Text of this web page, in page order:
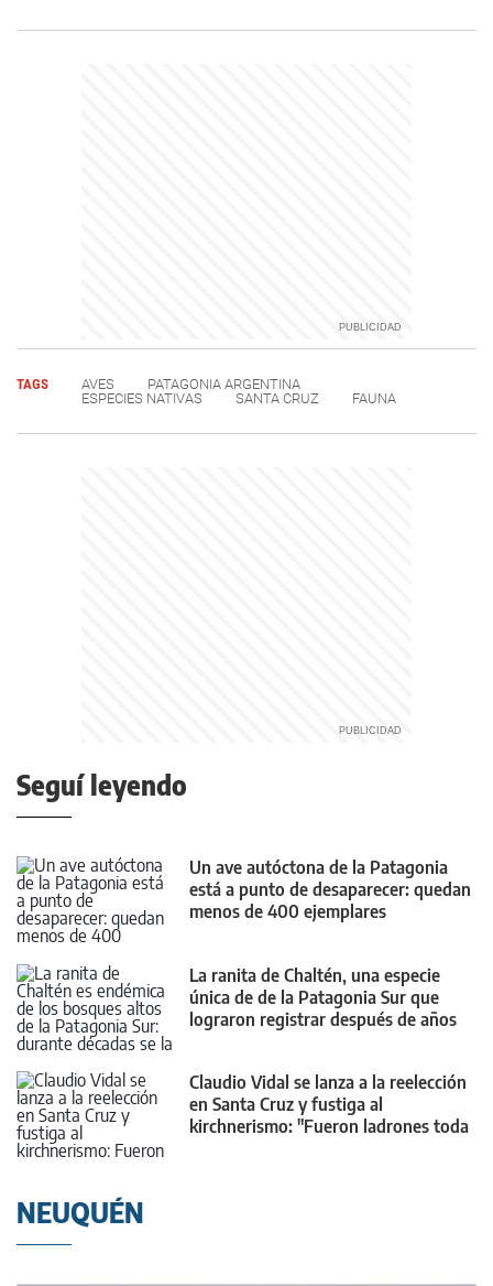
TAGS AVES
PATAGONIA ARGENTINA
ESPECIES NATIVAS
SANTA CRUZ FAUNA
Seguí leyendo
Un ave autóctona de la Patagonia
está a punto de desaparecer: quedan
menos de 400 ejemplares
La ranita de Chaltén, una especie
única de de la Patagonia Sur que
lograron registrar después de años
Claudio Vidal se lanza a la reelección
en Santa Cruz y fustiga al
kirchnerismo: "Fueron ladrones toda
NEUQUÉN